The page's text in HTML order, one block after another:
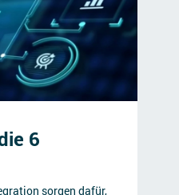
6
sorgen dafür,